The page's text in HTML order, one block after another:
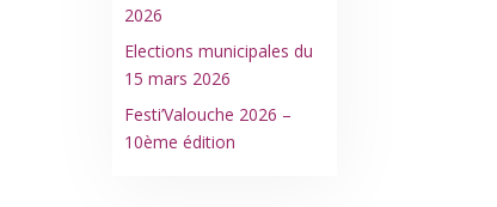
2026
Elections municipales du
15 mars 2026
Festi’Valouche 2026 –
10ème édition